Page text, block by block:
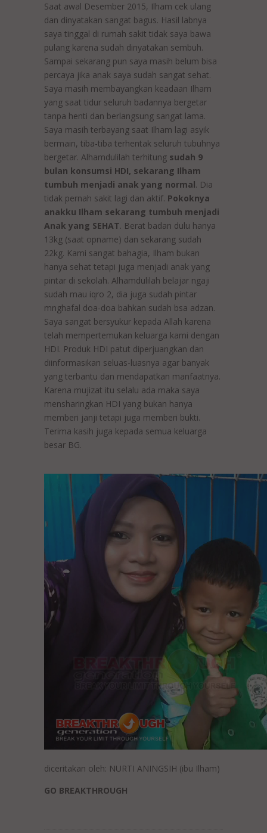
Saat awal Desember 2015, Ilham cek ulang
dan dinyatakan sangat bagus. Hasil labnya
saya tinggal di rumah sakit tidak saya bawa
pulang karena sudah dinyatakan sembuh.
Sampai sekarang pun saya masih belum bisa
percaya jika anak saya sudah sangat sehat.
Saya masih membayangkan keadaan Ilham
yang saat tidur seluruh badannya bergetar
tanpa henti dan berlangsung sangat lama.
Saya masih terbayang saat Ilham lagi asyik
bermain, tiba-tiba terhentak seluruh tubuhnya
bergetar. Alhamdulilah terhitung sudah 9
bulan konsumsi HDI, sekarang Ilham
tumbuh menjadi anak yang normal. Dia
tidak pernah sakit lagi dan aktif. Pokoknya
anakku Ilham sekarang tumbuh menjadi
Anak yang SEHAT. Berat badan dulu hanya
13kg (saat opname) dan sekarang sudah
22kg. Kami sangat bahagia, Ilham bukan
hanya sehat tetapi juga menjadi anak yang
pintar di sekolah. Alhamdulilah belajar ngaji
sudah mau iqro 2, dia juga sudah pintar
mnghafal doa-doa bahkan sudah bsa adzan.
Saya sangat bersyukur kepada Allah karena
telah mempertemukan keluarga kami dengan
HDI. Produk HDI patut diperjuangkan dan
diinformasikan seluas-luasnya agar banyak
yang terbantu dan mendapatkan manfaatnya.
Karena mujizat itu selalu ada maka saya
mensharingkan HDI yang bukan hanya
memberi janji tetapi juga memberi bukti.
Terima kasih juga kepada semua keluarga
besar BG.
diceritakan oleh: NURTI ANINGSIH (ibu Ilham)
GO BREAKTHROUGH